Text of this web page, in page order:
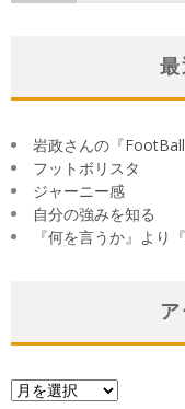
岩政さんの『
フットボリスタ
ジャーニー感
自分の強みを知る
『何を言うか』より
ア